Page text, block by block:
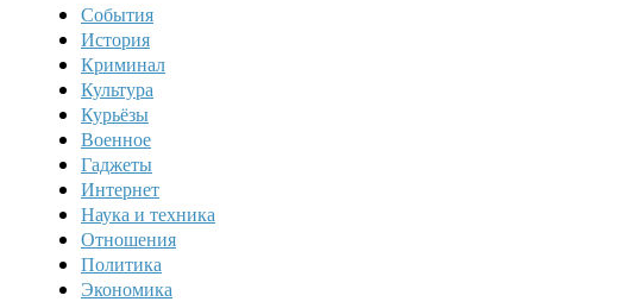
События
История
Криминал
Культура
Курьёзы
Военное
Гаджеты
Интернет
Наука и техника
Отношения
Политика
Экономика